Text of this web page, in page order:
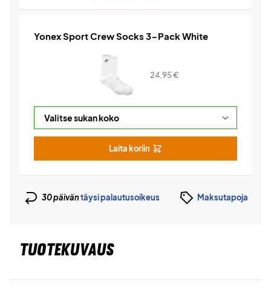
Yonex Sport Crew Socks 3-Pack White
24,95€
Laita koriin
30 päiväntäysi palautusoikeus Maksutapoja
TUOTEKUVAUS